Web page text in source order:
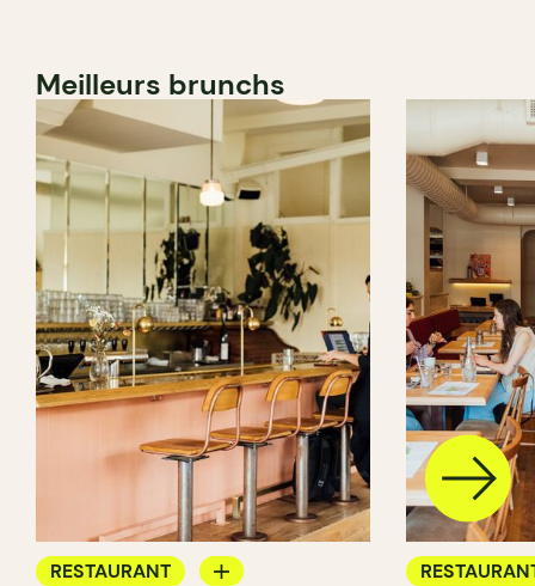
Meilleurs brunchs
RESTAURANT